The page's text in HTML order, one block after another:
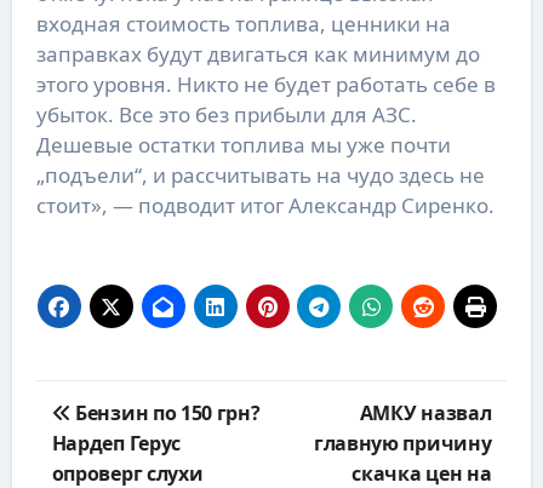
входная стоимость топлива, ценники на
заправках будут двигаться как минимум до
этого уровня. Никто не будет работать себе в
убыток. Все это без прибыли для АЗС.
Дешевые остатки топлива мы уже почти
„подъели“, и рассчитывать на чудо здесь не
стоит», — подводит итог Александр Сиренко.
по
записям
Бензин по 150 грн?
Нардеп Герус
опроверг слухи
АМКУ назвал
главную причину
скачка цен на